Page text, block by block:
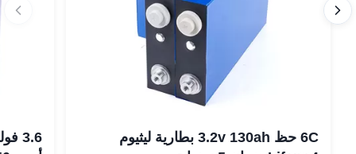
6C حظ 3.2v 130ah بطارية ليثيوم